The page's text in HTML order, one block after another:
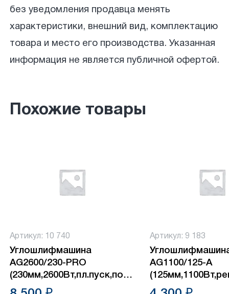
без уведомления продавца менять
характеристики, внешний вид, комплектацию
товара и место его производства. Указанная
информация не является публичной офертой.
Похожие товары
Артикул: 10 740
Углошлифмашина
AG2600/230-PRO
(230мм,2600Вт,пл.пуск,повышш.пылезащита)
№1
Артикул: 9 183
AG1100/125-А
№1